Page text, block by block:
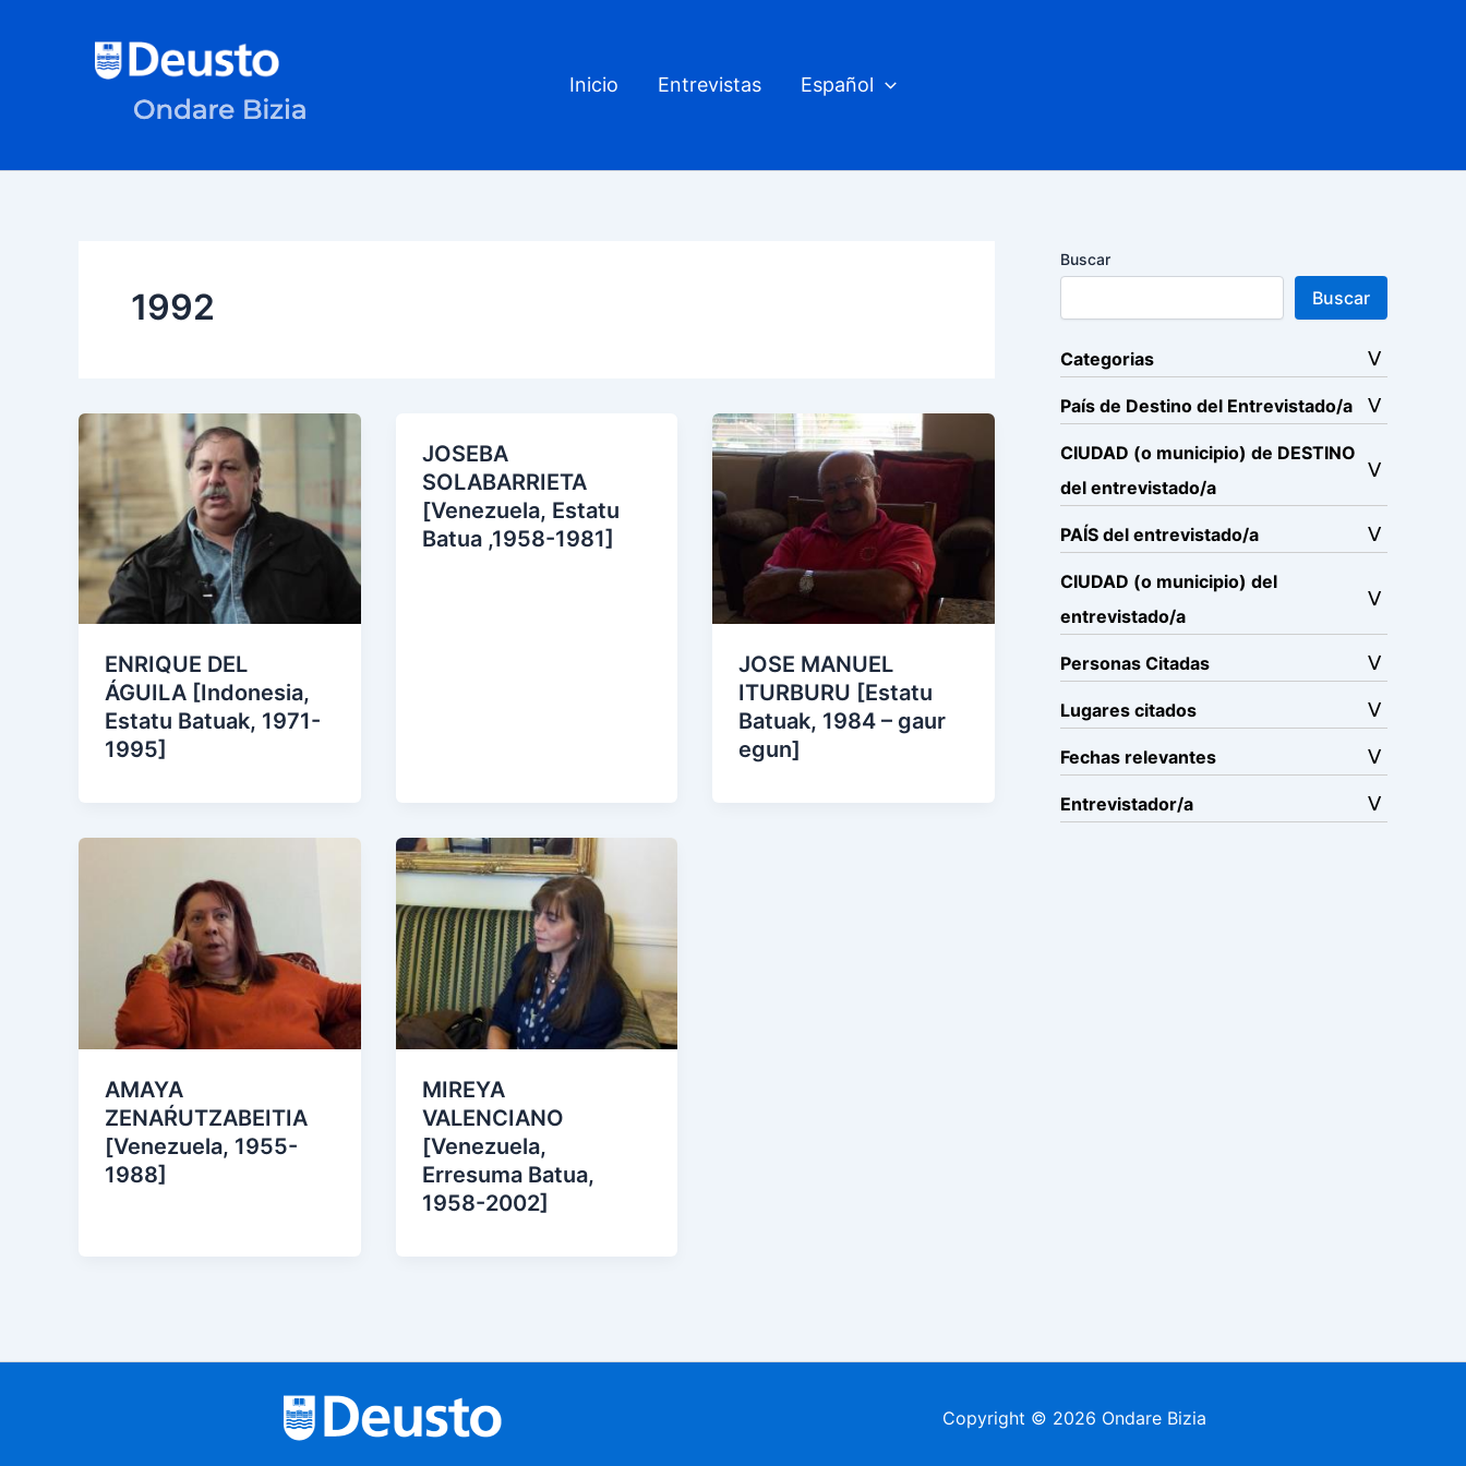
Inicio Entrevistas Español
1992
ENRIQUE DEL
ÁGUILA [Indonesia,
Estatu Batuak, 1971-
1995]
JOSEBA
SOLABARRIETA
[Venezuela, Estatu
Batua ,1958-1981]
JOSE MANUEL
ITURBURU [Estatu
Batuak, 1984 – gaur
egun]
AMAYA
ZENAŔUTZABEITIA
[Venezuela, 1955-
1988]
MIREYA
VALENCIANO
[Venezuela,
Erresuma Batua,
1958-2002]
Buscar
Buscar
Categorias
País de Destino del Entrevistado/a
CIUDAD (o municipio) de DESTINO
del entrevistado/a
PAÍS del entrevistado/a
CIUDAD (o municipio) del
entrevistado/a
Personas Citadas
Lugares citados
Fechas relevantes
Entrevistador/a
Copyright © 2026 Ondare Bizia